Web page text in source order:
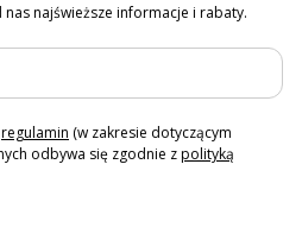
najświeższe informacje i rabaty.
regulamin (w zakresie dotyczącym
odbywa się zgodnie zpolityką